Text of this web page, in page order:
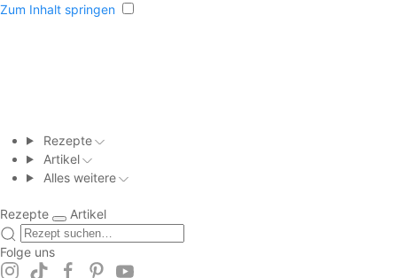
Zum Inhalt springen
Rezepte
Artikel
Alles weitere
Rezepte Artikel
Folge uns